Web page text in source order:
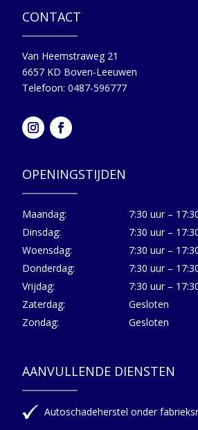
CONTACT
Van Heemstraweg 21
6657 KD Boven-Leeuwen
Telefoon: 0487-596777
OPENINGSTIJDEN
Maandag:
7:30 uur –
Dinsdag:
7:30 uur –
Woensdag:
7:30 uur –
Donderdag:
7:30 uur –
Vrijdag:
7:30 uur –
Zaterdag:
Gesloten
Zondag:
Gesloten
AANVULLENDE DIENSTEN
Autoschadeherstel onder